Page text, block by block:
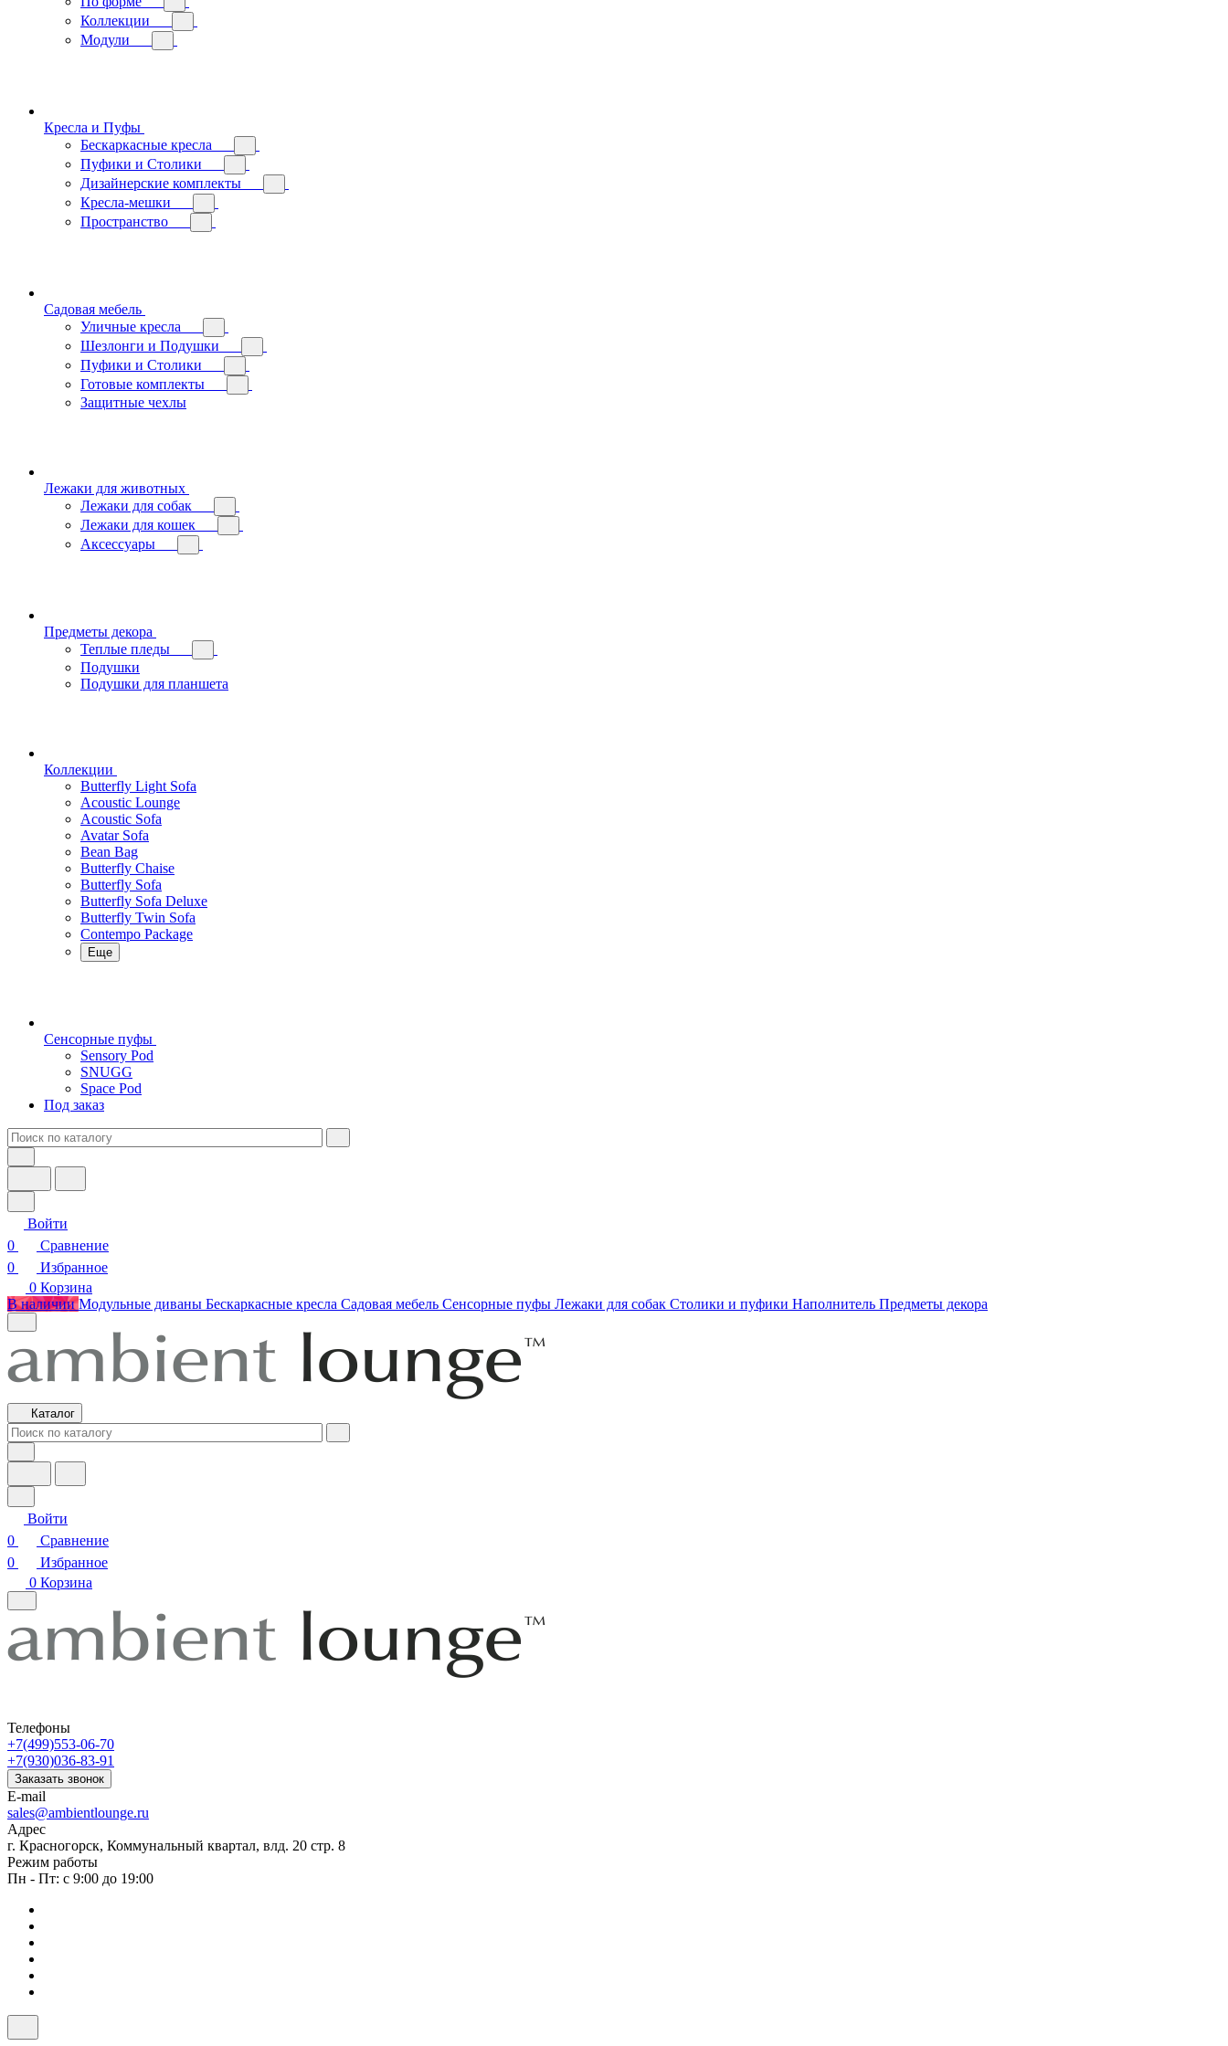
Коллекции
Модули
Кресла и Пуфы
Бескаркасные кресла
Пуфики и Столики
Дизайнерские комплекты
Кресла-мешки
Пространство
Садовая мебель
Уличные кресла
Шезлонги и Подушки
Пуфики и Столики
Готовые комплекты
Защитные чехлы
Лежаки для животных
Лежаки для собак
Лежаки для кошек
Аксессуары
Предметы декора
Теплые пледы
Подушки
Подушки для планшета
Коллекции
Butterfly Light Sofa
Acoustic Lounge
Acoustic Sofa
Avatar Sofa
Bean Bag
Butterfly Chaise
Butterfly Sofa
Butterfly Sofa Deluxe
Butterfly Twin Sofa
Contempo Package
Еще
Сенсорные пуфы
Sensory Pod
SNUGG
Space Pod
Под заказ
Войти
0
Сравнение
0
Избранное
0 Корзина
В наличии Модульные диваны Бескаркасные кресла Садовая мебель Сенсорные пуфы Лежаки для собак Столики и пуфики Наполнитель Предметы декора
Каталог
Войти
0
Сравнение
0
Избранное
0 Корзина
Телефоны
+7(499)553-06-70
+7(930)036-83-91
Заказать звонок
E-mail
sales@ambientlounge.ru
Адрес
г. Красногорск, Коммунальный квартал, влд. 20 стр. 8
Режим работы
Пн - Пт: с 9:00 до 19:00